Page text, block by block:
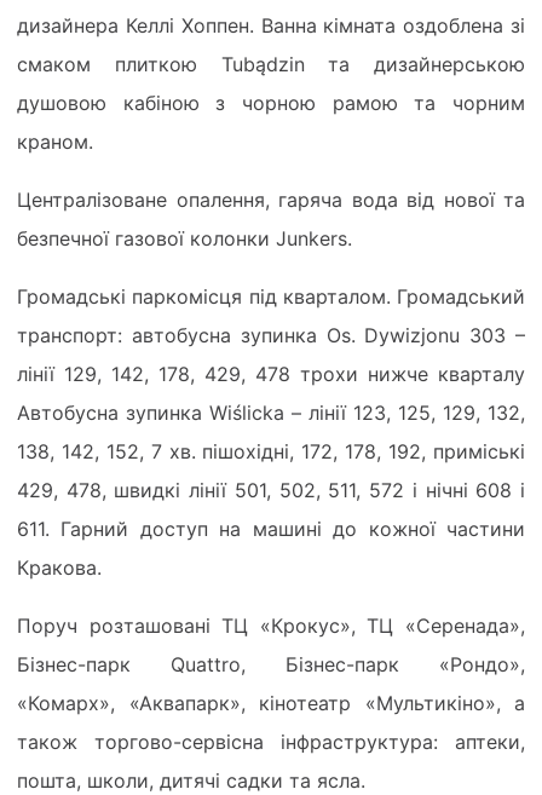
дизайнера Келлі Хоппен. Ванна кімната оздоблена зі
смаком плиткою Tubądzin та дизайнерською
душовою кабіною з чорною рамою та чорним
краном.
Централізоване опалення, гаряча вода від нової та
безпечної газової колонки Junkers.
Громадські паркомісця під кварталом. Громадський
транспорт: автобусна зупинка Os. Dywizjonu 303 –
лінії 129, 142, 178, 429, 478 трохи нижче кварталу
Автобусна зупинка Wiślicka – лінії 123, 125, 129, 132,
138, 142, 152, 7 хв. пішохідні, 172, 178, 192, приміські
429, 478, швидкі лінії 501, 502, 511, 572 і нічні 608 і
611. Гарний доступ на машині до кожної частини
Кракова.
Поруч розташовані ТЦ «Крокус», ТЦ «Серенада»,
Бізнес-парк Quattro, Бізнес-парк «Рондо»,
«Комарх», «Аквапарк», кінотеатр «Мультикіно», а
також торгово-сервісна інфраструктура: аптеки,
пошта, школи, дитячі садки та ясла.